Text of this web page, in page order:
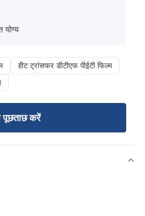
योग्य
हीट ट्रांसफर डीटीएफ पीईटी फिल्म
पूछताछ करें